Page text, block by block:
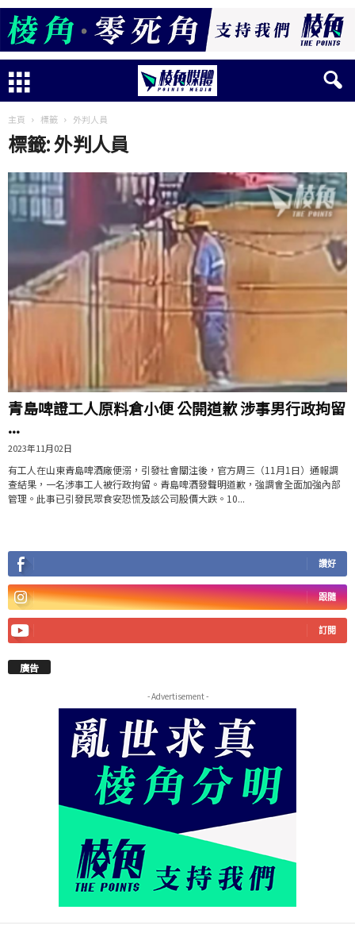
主頁 標籤 外判人員
標籤: 外判人員
青島啤證工人原料倉小便 公開道歉 涉事男行政拘留
...
2023年11月02日
有工人在山東青島啤酒廠便溺，引發社會關注後，官方周三（11月1日）通報調
查結果，一名涉事工人被行政拘留。青島啤酒發聲明道歉，強調會全面加強內部
管理。此事已引發民眾食安恐慌及該公司股價大跌。10...
讚好
跟隨
訂閱
廣告
- Advertisement -